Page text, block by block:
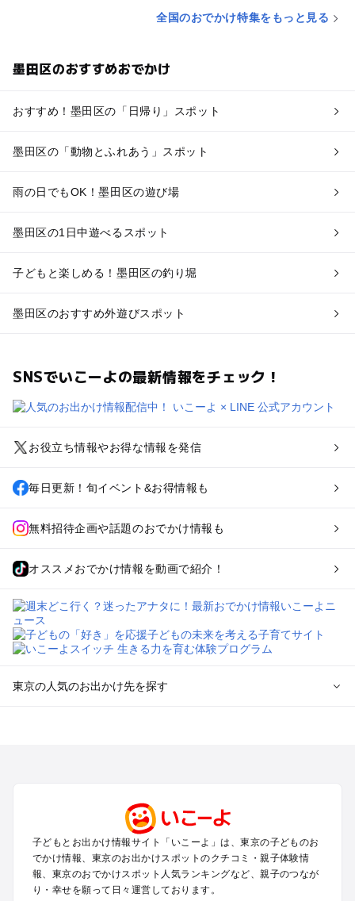
全国のおでかけ特集をもっと見る
墨田区のおすすめおでかけ
おすすめ！墨田区の「日帰り」スポット
墨田区の「動物とふれあう」スポット
雨の日でもOK！墨田区の遊び場
墨田区の1日中遊べるスポット
子どもと楽しめる！墨田区の釣り堀
墨田区のおすすめ外遊びスポット
SNSでいこーよの最新情報をチェック！
お役立ち情報やお得な情報を発信
毎日更新！旬イベント&お得情報も
無料招待企画や話題のおでかけ情報も
オススメおでかけ情報を動画で紹介！
東京の人気のお出かけ先を探す
町田・相模原・愛川・上野原のプールお出かけ
渋谷・原宿・恵比寿・中目黒・自由が丘のプールお出かけ
池袋・赤羽・王子・巣鴨・目白・石神井のプールお出かけ
新宿・高田馬場・代々木・千駄ヶ谷のプールお出かけ
銀座・丸の内・日本橋・有楽町・築地・月島のプールお出かけ
子どもとお出かけ情報サイト「いこーよ」は、東京の子どものお
でかけ情報、東京のお出かけスポットのクチコミ・親子体験情
報、東京のおでかけスポット人気ランキングなど、親子のつなが
り・幸せを願って日々運営しております。